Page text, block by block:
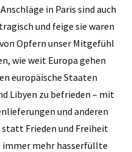
in Paris sind auch
und feige sie waren
Opfern unser Mitgefühl
wie weit Europa gehen
europäische Staaten
Libyen zu befrieden – mit
und anderen
Frieden und Freiheit
immer mehr hasserfüllte